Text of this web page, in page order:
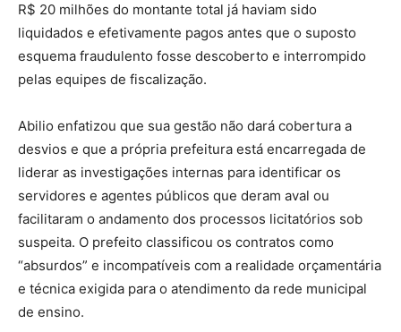
R$ 20 milhões do montante total já haviam sido
liquidados e efetivamente pagos antes que o suposto
esquema fraudulento fosse descoberto e interrompido
pelas equipes de fiscalização.
Abilio enfatizou que sua gestão não dará cobertura a
desvios e que a própria prefeitura está encarregada de
liderar as investigações internas para identificar os
servidores e agentes públicos que deram aval ou
facilitaram o andamento dos processos licitatórios sob
suspeita. O prefeito classificou os contratos como
“absurdos” e incompatíveis com a realidade orçamentária
e técnica exigida para o atendimento da rede municipal
de ensino.